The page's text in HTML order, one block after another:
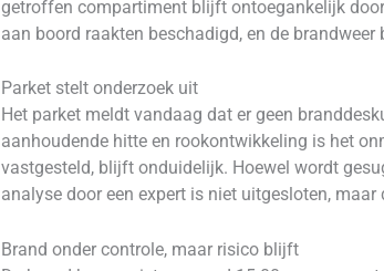
getroffen compartiment blijft ontoegankelijk
aan boord raakten beschadigd, en de
Parket stelt onderzoek uit
Het parket meldt vandaag dat er geen
aanhoudende hitte en rookontwikkeling is het
vastgesteld, blijft onduidelijk. Hoewel wordt
analyse door een expert is niet uitgesloten,
Brand onder controle, maar risico blijft